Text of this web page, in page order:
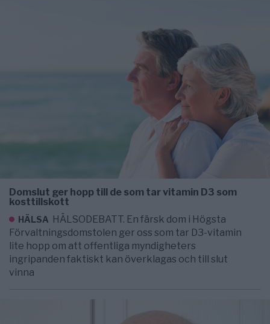
Domslut ger hopp till de som tar vitamin D3 som
kosttillskott
HÄLSA HÄLSODEBATT. En färsk dom i Högsta
Förvaltningsdomstolen ger oss som tar D3-vitamin
lite hopp om att offentliga myndigheters
ingripanden faktiskt kan överklagas och till slut
vinna